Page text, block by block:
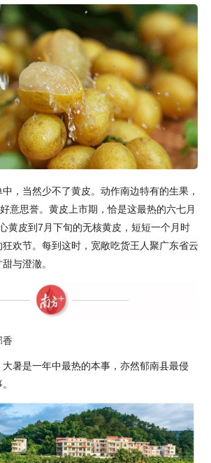
，当然少不了黄皮。动作南边特有的生果，
意思誉。黄皮上市期，恰是这最热的六七月
黄皮到7月下旬的无核黄皮，短短一个月时
欢节。每到这时，宽敞吃货王人聚广东省云
与澄澈。
香
暑是一年中最热的本事，亦然郁南县最侵